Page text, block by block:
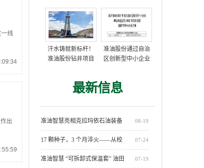
一线
出
案
汗水铸就新标杆！
准油股份钻井项目
准油股份通过自治
区创新型中小企业
最新信息
08-19
准油智慧亮相克拉玛依石油装备
展 展示多项油田技术方案 07-24
17 颗种子，3 个月淬火——从校
园到油田，准油股份 2025 届新员 07-19
准油智慧 “可拆卸式保温套” 油田